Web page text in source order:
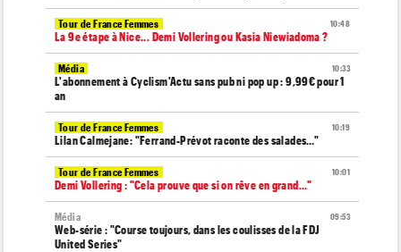
10:48
Tour de France Femmes
La 9e étape à Nice... Demi Vollering ou Kasia Niewiadoma ?
10:33
Média
L'abonnement à Cyclism'Actu sans pub ni pop up : 9,99€ pour 1
an
10:19
Tour de France Femmes
Lilan Calmejane: "Ferrand-Prévot raconte des salades…"
10:01
Tour de France Femmes
Demi Vollering : "Cela prouve que si on rêve en grand..."
09:53
Média
Web-série : "Course toujours, dans les coulisses de la FDJ
United Series"